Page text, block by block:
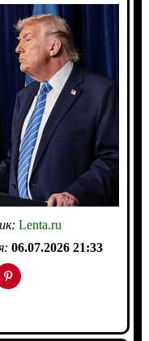
Lenta.ru
06.07.2026 21:33